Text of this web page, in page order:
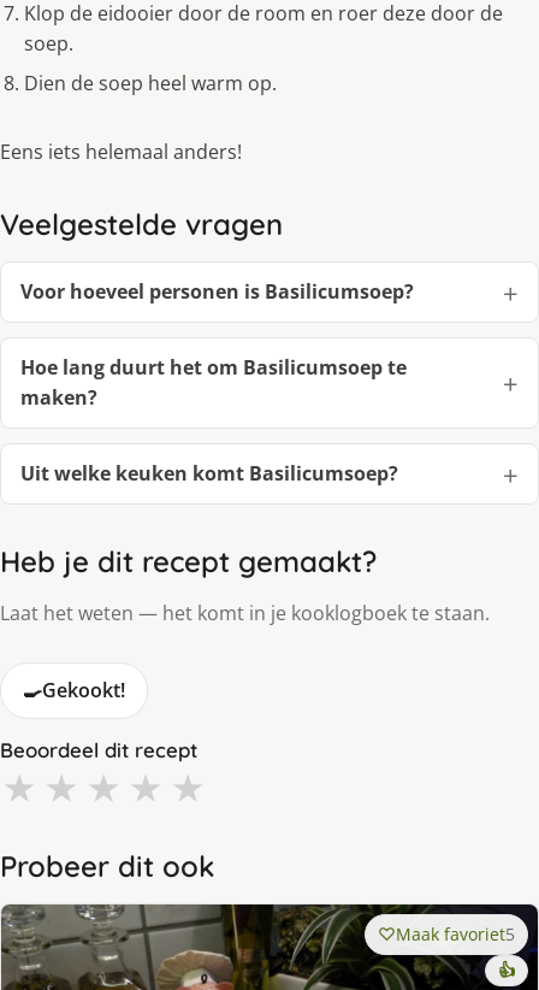
Klop de eidooier door de room en roer deze door de
soep.
Dien de soep heel warm op.
Eens iets helemaal anders!
Veelgestelde vragen
Voor hoeveel personen is Basilicumsoep?
Hoe lang duurt het om Basilicumsoep te
maken?
Uit welke keuken komt Basilicumsoep?
Heb je dit recept gemaakt?
Laat het weten — het komt in je kooklogboek te staan.
🍳Gekookt!
Beoordeel dit recept
★ ★ ★ ★ ★
Probeer dit ook
Maak favoriet5
👍